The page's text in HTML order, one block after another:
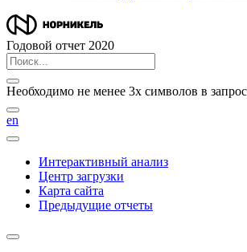
Годовой отчет 2020
Необходимо не менее 3х символов в
en
Интерактивный анализ
Центр загрузки
Карта сайта
Предыдущие отчеты